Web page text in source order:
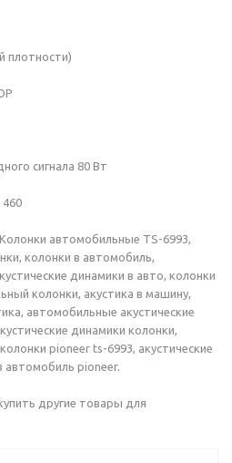
плотности)
сигнала 80 Вт
автомобильные TS-6993,
колонки в автомобиль,
динамики в авто, колонки
колонки, акустика в машину,
автомобильные акустические
динамики колонки,
pioneer ts-6993, акустические
автомобиль pioneer.
другие товары для